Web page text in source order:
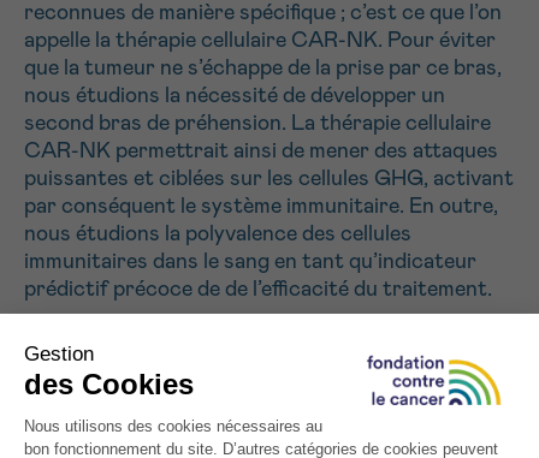
reconnues de manière spécifique ; c’est ce que l’on
appelle la thérapie cellulaire CAR-NK. Pour éviter
que la tumeur ne s’échappe de la prise par ce bras,
nous étudions la nécessité de développer un
second bras de préhension. La thérapie cellulaire
CAR-NK permettrait ainsi de mener des attaques
puissantes et ciblées sur les cellules GHG, activant
par conséquent le système immunitaire. En outre,
nous étudions la polyvalence des cellules
immunitaires dans le sang en tant qu’indicateur
prédictif précoce de de l’efficacité du traitement.
Tous les projets soutenus